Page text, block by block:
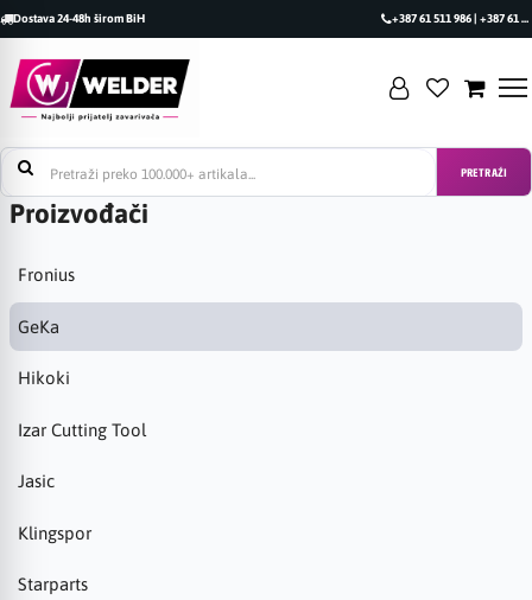
Dostava 24-48h širom BiH +387 61 511 986 | +387 61 493 470
PRETRAŽI
Proizvođači
Fronius
GeKa
Hikoki
Izar Cutting Tool
Jasic
Klingspor
Starparts